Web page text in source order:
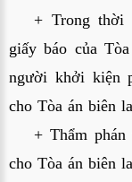
+ Trong thời
giấy báo của
người khởi kiện
cho Tòa án biên
+ Thẩm
cho Tòa án biên